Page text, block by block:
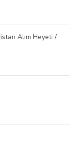
Alım Heyeti /